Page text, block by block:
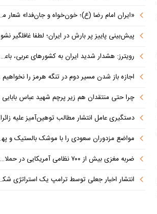
«ایران امام رضا (ع)؛ خون‌خواه و جان‌فدا» شعار محوری دهه پایانی صفر شد
پیش‌بینی پاییز پر بارش در ایران؛ لطفا غافلگیر نشوید
رویترز: هشدار شدید ایران به کشورهای عربی، باعث توقف حمله آمریکا شد
اجازه باز شدن مسیر دوم در تنگه هرمز را نخواهیم داد
چرا حتی منتقدان هم زیر پرچم شهید عباس بابایی ایستادند؟
دستگیری عامل انتشار مطالب توهین‌آمیز علیه زائران اربعین در فضای مجازی
مواضع مزدوران سعودی را با موشک بالستیک و پهپاد در هم شکستیم
ضربه مغزی بیش از ۷۰۰ نظامی آمریکایی در حملات ایران
انتشار اخبار جعلی توسط ترامپ یک استراتژی شکست خورده است